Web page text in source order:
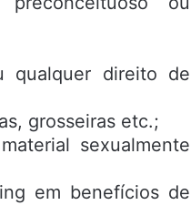
qualquer direito de
grosseiras etc.;
sexualmente
em benefícios de